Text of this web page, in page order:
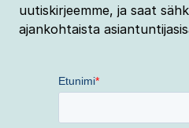
uutiskirjeemme, ja saat
ajankohtaista